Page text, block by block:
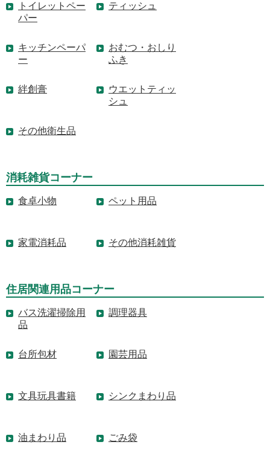
トイレットペー
パー
ティッシュ
キッチンペーパ
ー
おむつ・おしり
ふき
絆創膏
ウエットティッ
シュ
その他衛生品
消耗雑貨コーナー
食卓小物 ペット用品
家電消耗品 その他消耗雑貨
住居関連用品コーナー
バス洗濯掃除用
品
調理器具
台所包材 園芸用品
文具玩具書籍 シンクまわり品
油まわり品 ごみ袋